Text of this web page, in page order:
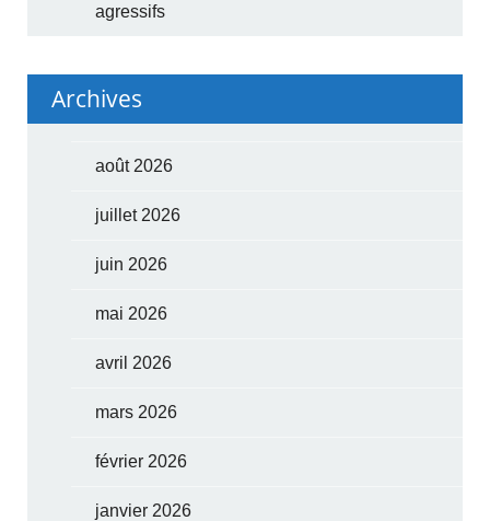
agressifs
Archives
août 2026
juillet 2026
juin 2026
mai 2026
avril 2026
mars 2026
février 2026
janvier 2026